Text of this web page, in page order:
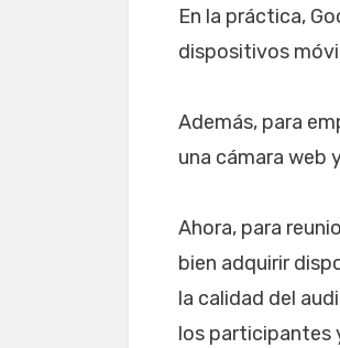
En la práctica,
dispositivos
Además, para
una cámara web
Ahora, para
bien adquirir
la calidad del
los participantes